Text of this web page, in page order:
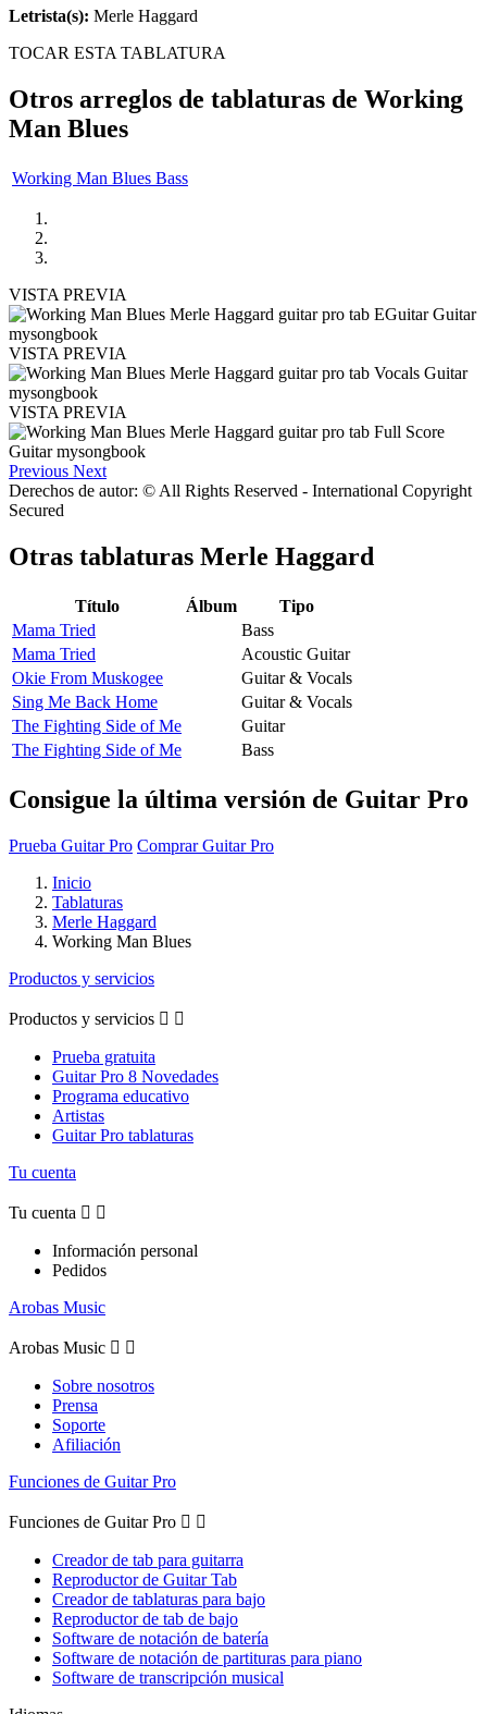
Letrista(s): Merle Haggard
TOCAR ESTA TABLATURA
Otros arreglos de tablaturas de Working
Man Blues
Working Man Blues Bass
VISTA PREVIA
VISTA PREVIA
VISTA PREVIA
Previous Next
Derechos de autor: © All Rights Reserved - International Copyright
Secured
Otras tablaturas Merle Haggard
Título Álbum
Tipo
Mama Tried
Bass
Mama Tried
Acoustic Guitar
Okie From Muskogee
Guitar & Vocals
Sing Me Back Home
Guitar & Vocals
The Fighting Side of Me
Guitar
The Fighting Side of Me
Bass
Consigue la última versión de Guitar Pro
Prueba Guitar Pro Comprar Guitar Pro
Inicio
Tablaturas
Merle Haggard
Working Man Blues
Productos y servicios
Productos y servicios  
Prueba gratuita
Guitar Pro 8 Novedades
Programa educativo
Artistas
Guitar Pro tablaturas
Tu cuenta
Tu cuenta  
Información personal
Pedidos
Arobas Music
Arobas Music  
Sobre nosotros
Prensa
Soporte
Afiliación
Funciones de Guitar Pro
Funciones de Guitar Pro  
Creador de tab para guitarra
Reproductor de Guitar Tab
Creador de tablaturas para bajo
Reproductor de tab de bajo
Software de notación de batería
Software de notación de partituras para piano
Software de transcripción musical